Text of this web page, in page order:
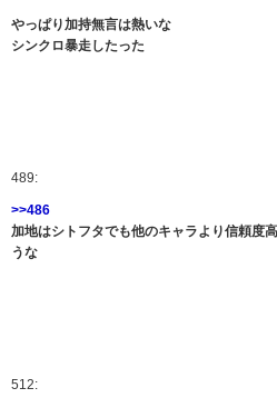
やっぱり加持無言は熱いな
シンクロ暴走したった
489:
>>486
加地はシトフタでも他のキャラより信頼度
うな
512: